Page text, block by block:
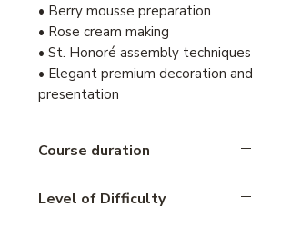
• Berry mousse preparation
• Rose cream making
• St. Honoré assembly techniques
• Elegant premium decoration and
presentation
Course duration
Level of Difficulty